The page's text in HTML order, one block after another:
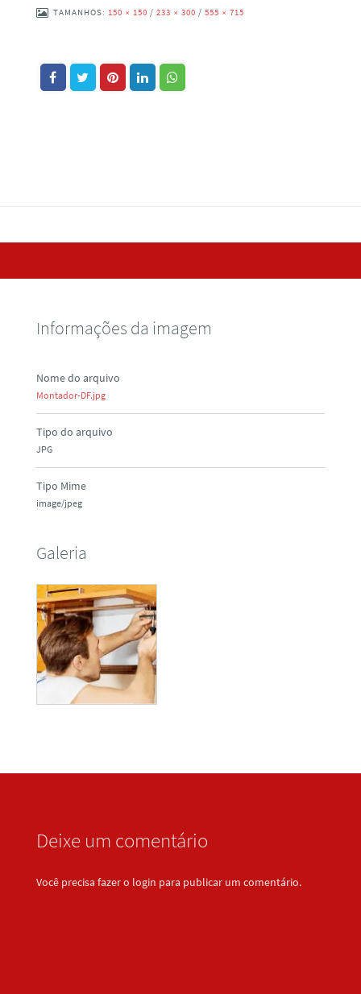
TAMANHOS: 150 × 150 / 233 × 300 / 555 × 715
Informações da imagem
Nome do arquivo
Montador-DF.jpg
Tipo do arquivo
JPG
Tipo Mime
image/jpeg
Galeria
Deixe um comentário
Você precisa fazer o login para publicar um comentário.